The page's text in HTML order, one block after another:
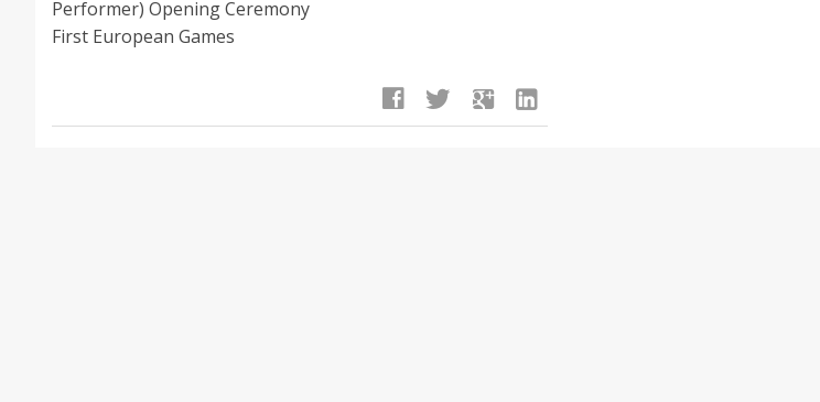
Performer) Opening Ceremony
First European Games
facebook twitter google linkedin